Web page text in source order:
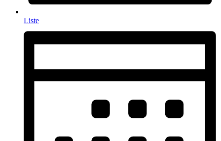
Liste